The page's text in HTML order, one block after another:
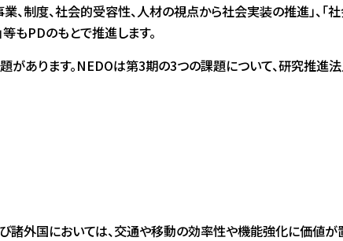
業、制度、社会的受容性、人材の視点から社会実装の推進」、
もPDのもとで推進します。
があります。NEDOは第3期の3つの課題について、研究推
諸外国においては、交通や移動の効率性や機能強化に価値が